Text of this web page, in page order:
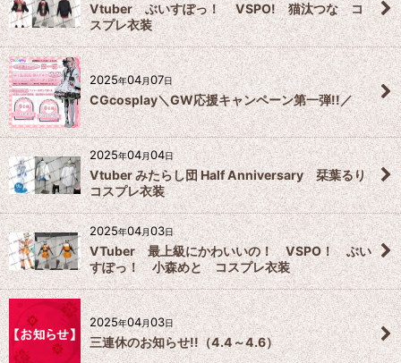
Vtuber ぶいすぽっ！ VSPO! 猫汰つな コ
スプレ衣装
2025年04月07日
CGcosplay＼GW応援キャンペーン第一弾!!／
2025年04月04日
Vtuber みたらし団 Half Anniversary 栞葉るり
コスプレ衣装
2025年04月03日
VTuber 最上級にかわいいの！ VSPO！ ぶい
すぽっ！ 小森めと コスプレ衣装
2025年04月03日
三連休のお知らせ!!（4.4～4.6）